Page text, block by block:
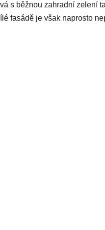
s běžnou zahradní zelení
fasádě je však naprosto